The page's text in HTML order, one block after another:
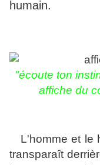
humain.
"écoute ton
affiche du
L'homme et le
transparaît